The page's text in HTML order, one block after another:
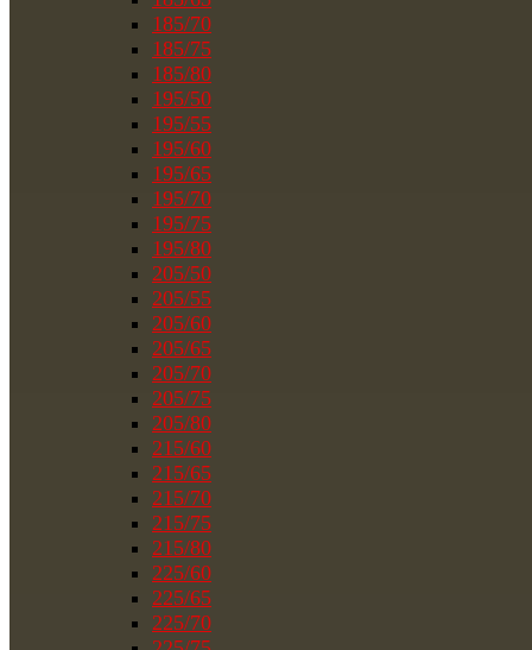
185/70
185/75
185/80
195/50
195/55
195/60
195/65
195/70
195/75
195/80
205/50
205/55
205/60
205/65
205/70
205/75
205/80
215/60
215/65
215/70
215/75
215/80
225/60
225/65
225/70